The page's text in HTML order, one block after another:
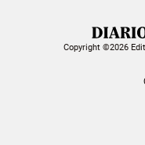
Copyright ©2026